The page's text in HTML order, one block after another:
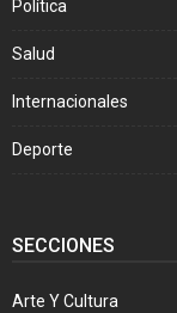
Política
Salud
Internacionales
Deporte
SECCIONES
Arte Y Cultura